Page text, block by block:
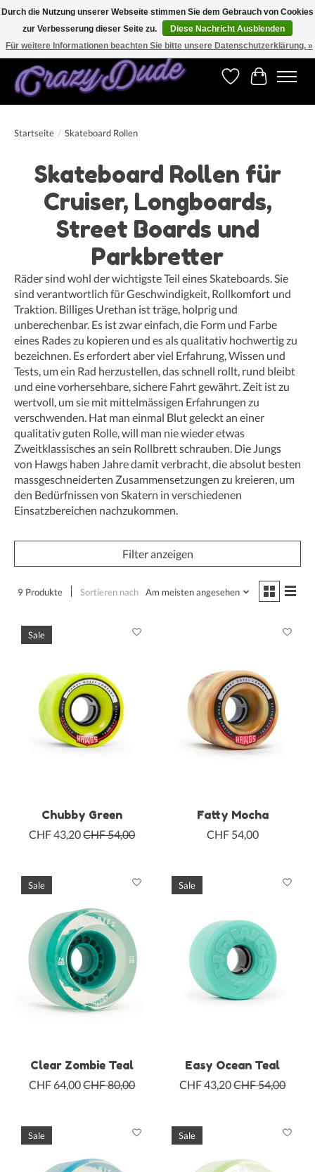
Versandkostenfrei bestellen ab CHF 200.00 in der Schweiz und ab EUR 250.00 in den
meisten Ländern weltweit.
Wunschzettel
Ihr
Startseite / Skateboard Rollen
Skateboard Rollen für
Cruiser, Longboards,
Street Boards und
Parkbretter
Räder sind wohl der wichtigste Teil eines Skateboards. Sie
sind verantwortlich für Geschwindigkeit, Rollkomfort und
Traktion. Billiges Urethan ist träge, holprig und
unberechenbar. Es ist zwar einfach, die Form und Farbe
eines Rades zu kopieren und es als qualitativ hochwertig zu
bezeichnen. Es erfordert aber viel Erfahrung, Wissen und
Tests, um ein Rad herzustellen, das schnell rollt, rund bleibt
und eine vorhersehbare, sichere Fahrt gewährt. Zeit ist zu
wertvoll, um sie mit mittelmässigen Erfahrungen zu
verschwenden. Hat man einmal Blut geleckt an einer
qualitativ guten Rolle, will man nie wieder etwas
Zweitklassisches an sein Rollbrett schrauben. Die Jungs
von Hawgs haben Jahre damit verbracht, die absolut besten
massgeschneiderten Zusammensetzungen zu kreieren, um
den Bedürfnissen von Skatern in verschiedenen
Einsatzbereichen nachzukommen.
Filter anzeigen
9 Produkte Sortieren nach Am meisten angesehen
Sale
Chubby Green
CHF 43,20CHF 54,00
Fatty Mocha
CHF 54,00
Sale
Clear Zombie Teal
CHF 64,00CHF 80,00
Sale
Easy Ocean Teal
CHF 43,20CHF 54,00
Sale Sale
Durch die Nutzung unserer Webseite stimmen Sie dem Gebrauch von Cookies
zur Verbesserung dieser Seite zu.
Diese Nachricht Ausblenden
Für weitere Informationen beachten Sie bitte unsere Datenschutzerklärung. »